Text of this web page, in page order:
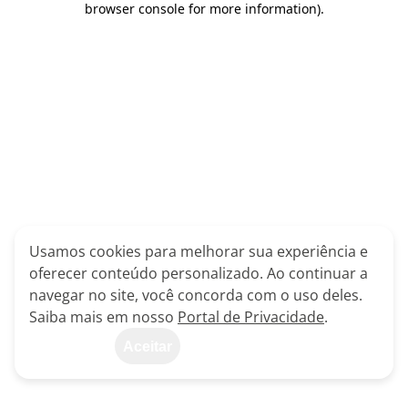
browser console for more information).
Usamos cookies para melhorar sua experiência e
oferecer conteúdo personalizado. Ao continuar a
navegar no site, você concorda com o uso deles.
Saiba mais em nosso Portal de Privacidade.